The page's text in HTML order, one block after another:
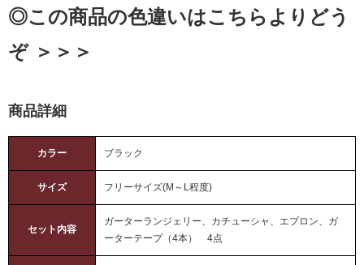
◎この商品の色違いはこちらよりどう
ぞ ＞＞＞
商品詳細
カラー ブラック
サイズ フリーサイズ(M～L程度)
セット内容
ガーターランジェリー、カチューシャ、エプロン、ガ
ーターテープ（4本） 4点